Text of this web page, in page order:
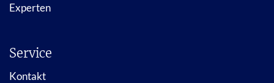
Experten
Service
Kontakt